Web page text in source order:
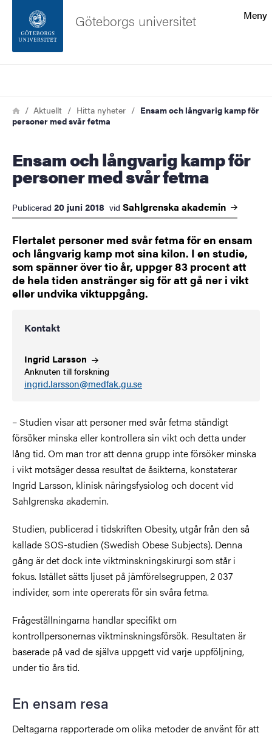
Sidfoten
Om webbplatsen
Meny
Göteborgs universitet
Länkstig
HemAktuellt Hitta nyheter
Ensam och långvarig kamp för
personer med svår fetma
Ensam och långvarig kamp för
personer med svår fetma
Publicerad 20 juni 2018 vid Sahlgrenska akademin
Flertalet personer med svår fetma för en ensam
och långvarig kamp mot sina kilon. I en studie,
som spänner över tio år, uppger 83 procent att
de hela tiden anstränger sig för att gå ner i vikt
eller undvika viktuppgång.
Kontakt
Ingrid Larsson
Anknuten till forskning
ingrid.larsson@medfak.gu.se
– Studien visar att personer med svår fetma ständigt
försöker minska eller kontrollera sin vikt och detta under
lång tid. Om man tror att denna grupp inte försöker minska
i vikt motsäger dessa resultat de åsikterna, konstaterar
Ingrid Larsson, klinisk näringsfysiolog och docent vid
Sahlgrenska akademin.
Studien, publicerad i tidskriften Obesity, utgår från den så
kallade SOS-studien (Swedish Obese Subjects). Denna
gång är det dock inte viktminskningskirurgi som står i
fokus. Istället sätts ljuset på jämförelsegruppen, 2 037
individer, som inte opererats för sin svåra fetma.
Frågeställningarna handlar specifikt om
kontrollpersonernas viktminskningsförsök. Resultaten är
baserade på vad de själva uppgett vid varje uppföljning,
under tio års tid.
En ensam resa
Deltagarna rapporterade om olika metoder de använt för att